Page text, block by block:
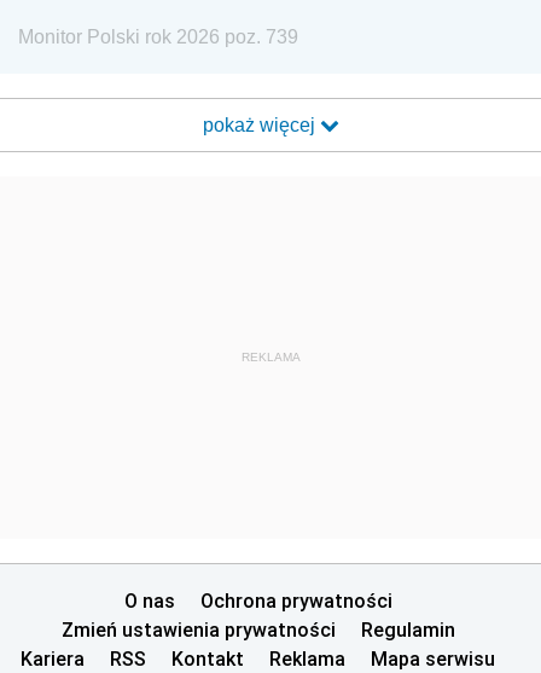
Monitor Polski rok 2026 poz. 739
pokaż więcej
REKLAMA
O nas
Ochrona prywatności
Zmień ustawienia prywatności
Regulamin
Kariera
RSS Kontakt Reklama Mapa serwisu